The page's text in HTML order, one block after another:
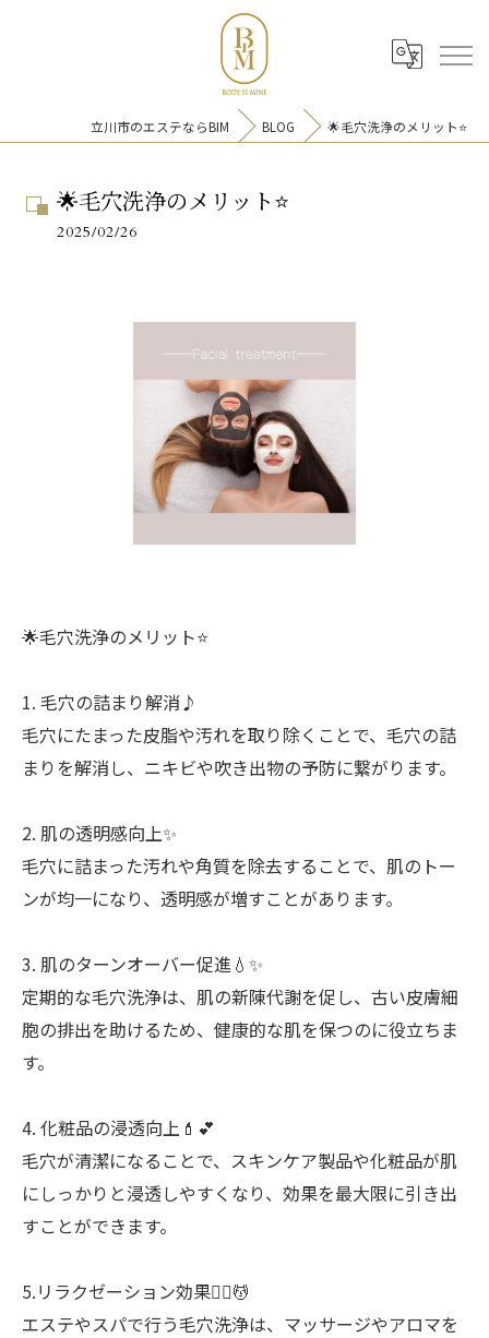
🌟毛穴洗浄のメリット⭐️
立川市のエステならBIM BLOG 🌟毛穴洗浄のメリット⭐️
🌟毛穴洗浄のメリット⭐️
2025/02/26
🌟毛穴洗浄のメリット⭐️
1. 毛穴の詰まり解消♪
毛穴にたまった皮脂や汚れを取り除くことで、毛穴の詰
まりを解消し、ニキビや吹き出物の予防に繋がります。
2. 肌の透明感向上✨
毛穴に詰まった汚れや角質を除去することで、肌のトー
ンが均一になり、透明感が増すことがあります。
3. 肌のターンオーバー促進💧✨
定期的な毛穴洗浄は、肌の新陳代謝を促し、古い皮膚細
胞の排出を助けるため、健康的な肌を保つのに役立ちま
す。
4. 化粧品の浸透向上💄💕
毛穴が清潔になることで、スキンケア製品や化粧品が肌
にしっかりと浸透しやすくなり、効果を最大限に引き出
すことができます。
5.リラクゼーション効果💆‍♀️💆
エステやスパで行う毛穴洗浄は、マッサージやアロマを